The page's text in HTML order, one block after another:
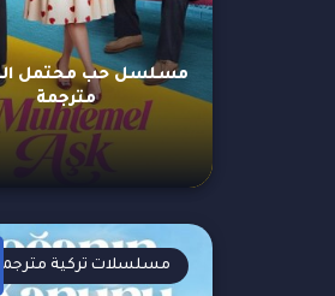
مترجمة
مسلسلات تركية مترجمة